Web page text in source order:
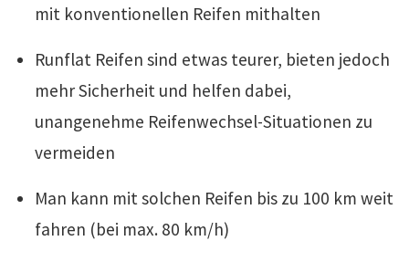
mit konventionellen Reifen mithalten
Runflat Reifen sind etwas teurer, bieten jedoch
mehr Sicherheit und helfen dabei,
unangenehme Reifenwechsel-Situationen zu
vermeiden
Man kann mit solchen Reifen bis zu 100 km weit
fahren (bei max. 80 km/h)